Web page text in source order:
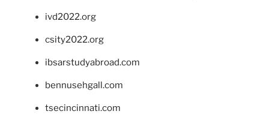
ivd2022.org
csity2022.org
ibsarstudyabroad.com
bennusehgall.com
tsecincinnati.com